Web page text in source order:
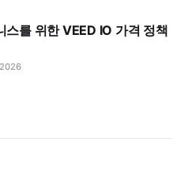
스를 위한 VEED IO 가격 정책